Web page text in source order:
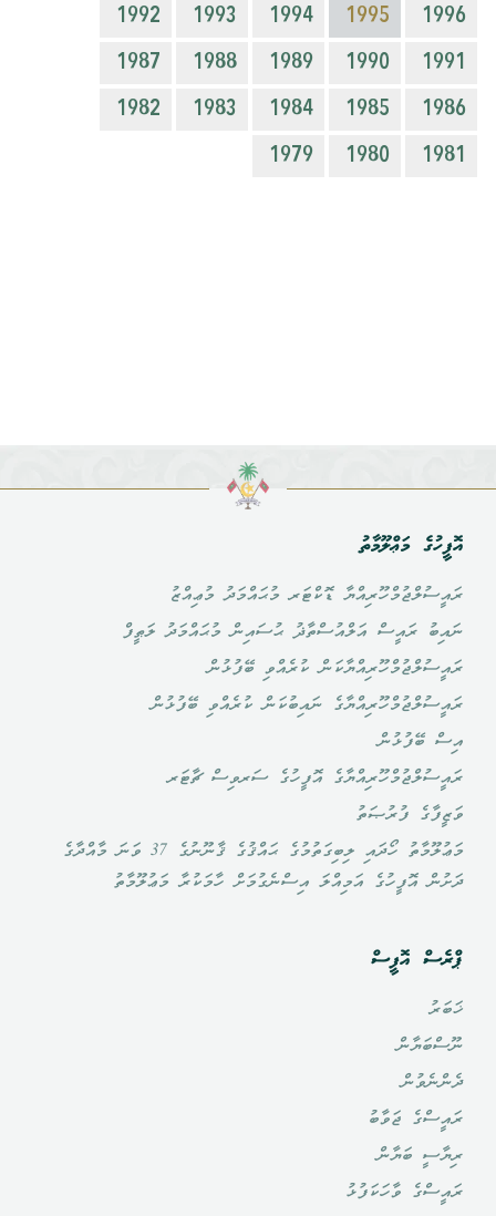
1996
1995
1994
1993
1992
1991
1990
1989
1988
1987
1986
1985
1984
1983
1982
1981
1980
1979
އޮފީހުގެ މަޢްލޫމާތު
ރައީސުލްޖުމްހޫރިއްޔާ ޑޮކްޓަރ މުޙައްމަދު މުޢިއްޒު
ނައިބު ރައީސް އަލްއުސްތާޛު ޙުސައިން މުޙައްމަދު ލަޠީފް
ރައީސުލްޖުމްހޫރިއްޔާކަން ކުރެއްވި ބޭފުޅުން
ރައީސުލްޖުމްހޫރިއްޔާގެ ނައިބުކަން ކުރެއްވި ބޭފުޅުން
އިސް ބޭފުޅުން
ރައީސުލްޖުމްހޫރިއްޔާގެ އޮފީހުގެ ސަރވިސް ޗާޓަރ
ވަޒީފާގެ ފުރުޞަތު
މަޢުލޫމާތު ހޯދައި ލިބިގަތުމުގެ ޙައްޤުގެ ޤާނޫނުގެ 37 ވަނަ މާއްދާގެ
ދަށުން އޮފީހުގެ އަމިއްލަ އިސްނެގުމަށް ހާމަކުރާ މަޢުލޫމާތު
ޕްރެސް އޮފީސް
ޚަބަރު
ނޫސްބަޔާން
ދެންނެވުން
ރައީސްގެ ޖަވާބު
ރިޔާސީ ބަޔާން
ރައީސްގެ ވާހަކަފުޅު